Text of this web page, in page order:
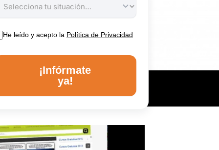
He leído y acepto la Política de Privacidad
¡Infórmate
ya!